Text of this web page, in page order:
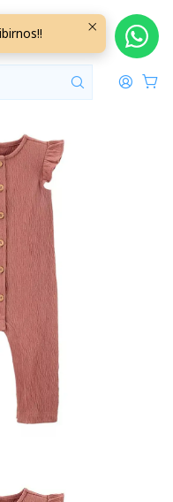
18/24 Meses Niña
Meses 24CJM40